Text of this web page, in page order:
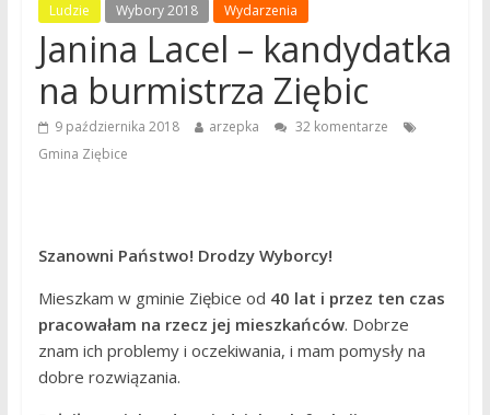
Ludzie Wybory 2018 Wydarzenia
Janina Lacel – kandydatka
na burmistrza Ziębic
9 października 2018 arzepka
32 komentarze
Gmina Ziębice
Szanowni Państwo! Drodzy Wyborcy!
Mieszkam w gminie Ziębice od 40 lat i przez ten czas
pracowałam na rzecz jej mieszkańców. Dobrze
znam ich problemy i oczekiwania, i mam pomysły na
dobre rozwiązania.